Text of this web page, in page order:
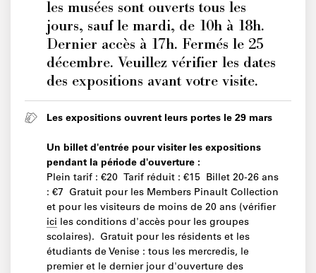
les musées sont ouverts tous les
jours, sauf le mardi, de 10h à 18h.
Dernier accès à 17h. Fermés le 25
décembre. Veuillez vérifier les dates
des expositions avant votre visite.
Les expositions ouvrent leurs portes le 29 mars
Un billet d'entrée pour visiter les expositions
pendant la période d'ouverture :
Plein tarif : €20 Tarif réduit : €15 Billet 20-26 ans
: €7 Gratuit pour les Members Pinault Collection
et pour les visiteurs de moins de 20 ans (vérifier
ici les conditions d'accès pour les groupes
scolaires). Gratuit pour les résidents et les
étudiants de Venise : tous les mercredis, le
premier et le dernier jour d'ouverture des